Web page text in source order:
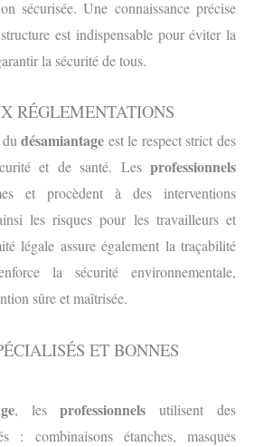
sécurisée. Une connaissance précise
est indispensable pour éviter la
la sécurité de tous.
RÉGLEMENTATIONS
dudésamiantage est le respect strict des
et de santé. Les professionnels
et procèdent à des interventions
les risques pour les travailleurs et
légale assure également la traçabilité
la sécurité environnementale,
sûre et maîtrisée.
ET BONNES
, lesprofessionnels utilisent des
: combinaisons étanches, masques